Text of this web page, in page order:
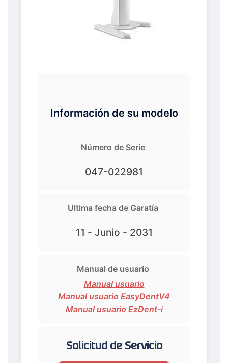
Información de su modelo
Número de Serie
047-022981
Ultima fecha de Garatía
11 - Junio - 2031
Manual de usuario
Manual usuario
Manual usuario EasyDentV4
Manual usuario EzDent-i
Solicitud de Servicio